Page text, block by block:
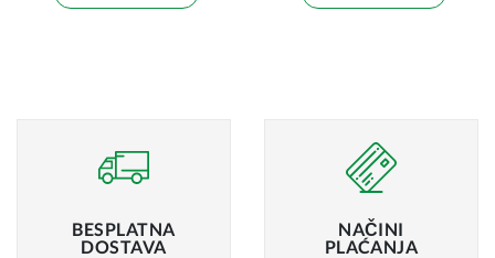
BESPLATNA
DOSTAVA
NAČINI
PLAĆANJA